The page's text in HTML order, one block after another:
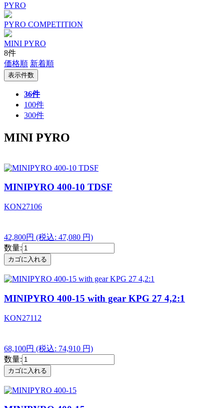
PYRO
PYRO COMPETITION
MINI PYRO
8件
価格順 新着順
表示件数
36件
100件
300件
MINI PYRO
MINIPYRO 400-10 TDSF
KON27106
42,800円 (税込: 47,080 円)
数量:
MINIPYRO 400-15 with gear KPG 27 4,2:1
KON27112
68,100円 (税込: 74,910 円)
数量: